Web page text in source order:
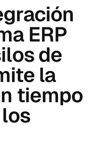
ERP
de
la
tiempo